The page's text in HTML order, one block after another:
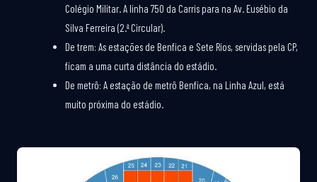
Colégio Militar. A linha 750 da Carris para na Av. Eusébio da
Silva Ferreira (2.ª Circular).
De trem: As estações de Benfica e Sete Rios, servidas pela CP,
ficam a uma curta distância do estádio.
De metrô: A estação de metrô Benfica, na Linha Azul, está
muito próxima do estádio.